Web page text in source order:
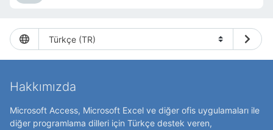
Hakkımızda
Microsoft Access, Microsoft Excel ve diğer ofis uygulamaları ile
diğer programlama dilleri için Türkçe destek veren,